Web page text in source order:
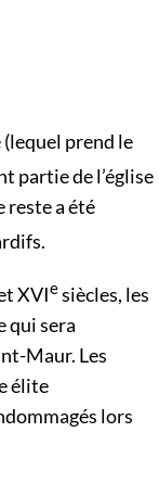
(lequel prend le
partie de l’église
reste a été
XVIesiècles, les
qui sera
Maur. Les
élite
lors